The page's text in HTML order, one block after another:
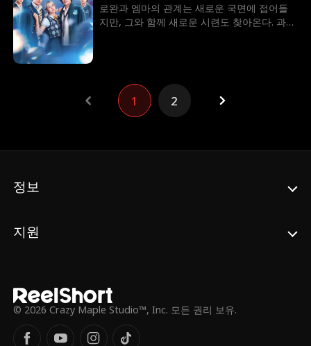
겨낼 수 있다고 믿었다… 하지만 만약 로완을
떠나는 것이 옳은 선택이라면?
로완과 엠마의 관계는 새로운 국면에 접어들
지만, 그와 함께 새로운 시련도 찾아온다. 과연
1 2
정보
지원
© 2026 Crazy Maple Studio™, Inc. 모든 권리 보유.